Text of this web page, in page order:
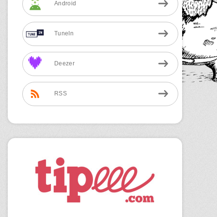
Android
TuneIn
Deezer
RSS